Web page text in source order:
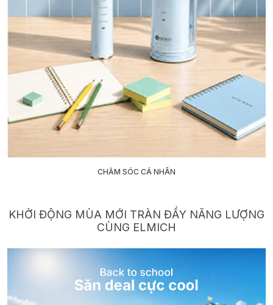
CHĂM SÓC CÁ NHÂN
KHỞI ĐỘNG MÙA MỚI TRÀN ĐẦY NĂNG LƯỢNG
CÙNG ELMICH